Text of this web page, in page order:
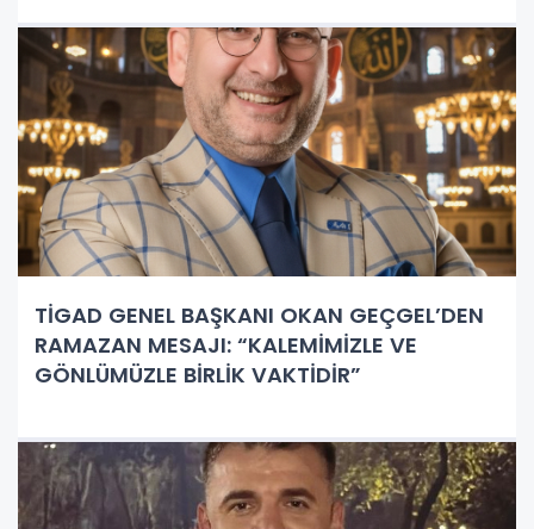
TİGAD GENEL BAŞKANI OKAN GEÇGEL’DEN
RAMAZAN MESAJI: “KALEMİMİZLE VE
GÖNLÜMÜZLE BİRLİK VAKTİDİR”